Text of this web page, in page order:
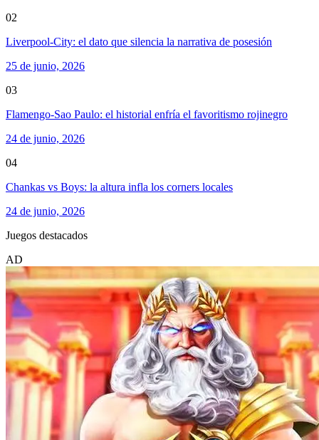
02
Liverpool-City: el dato que silencia la narrativa de posesión
25 de junio, 2026
03
Flamengo-Sao Paulo: el historial enfría el favoritismo rojinegro
24 de junio, 2026
04
Chankas vs Boys: la altura infla los corners locales
24 de junio, 2026
Juegos destacados
AD